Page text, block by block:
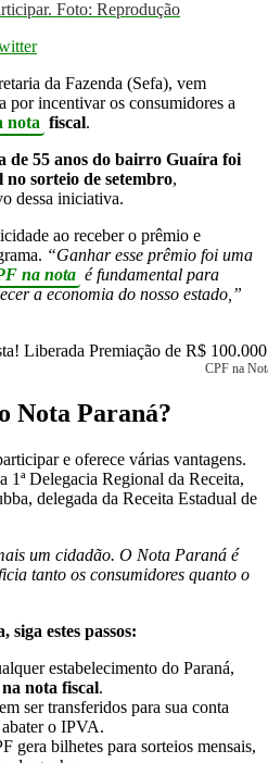
Foto: Reprodução
da Fazenda (Sefa), vem
por incentivar os consumidores a
nota fiscal.
de 55 anos do bairro Guaíra foi
sorteio de setembro,
dessa iniciativa.
ao receber o prêmio e
“Ganhar esse prêmio foi uma
na nota é fundamental para
a economia do nosso estado,”
CPF na
Nota Paraná?
e oferece várias vantagens.
1ª Delegacia Regional da Receita,
delegada da Receita Estadual de
um cidadão. O Nota Paraná é
tanto os consumidores quanto o
estes passos:
estabelecimento do Paraná,
nota fiscal.
ser transferidos para sua conta
o IPVA.
gera bilhetes para sorteios mensais,